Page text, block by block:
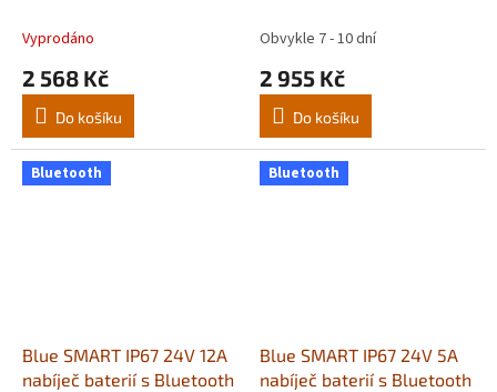
Vyprodáno
2 568 Kč
Do košíku
Obvykle 7 - 10 dní
2 955 Kč
Do košíku
Bluetooth
Blue SMART IP67 24V 12A
nabíječ baterií s Bluetooth
Bluetooth
Blue SMART IP67 24V 5A
nabíječ baterií s Bluetooth